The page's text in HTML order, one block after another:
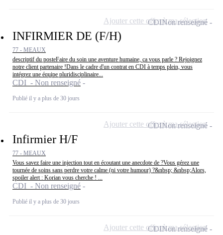
INFIRMIER DE (F/H)
77 - MEAUX
descriptif du posteFaire du soin une aventure humaine, ça vous parle ? Rejoignez
notre client partenaire !Dans le cadre d'un contrat en CDI à temps plein, vous
intégrez une équipe pluridisciplinaire...
CDI - Non renseigné
Publié il y a plus de 30 jours
CDINon renseigné
Ajouter cette offre à ma sélection
Infirmier H/F
77 - MEAUX
Vous savez faire une injection tout en écoutant une anecdote de ?Vous gérez une
tournée de soins sans perdre votre calme (ni votre humour) ?&nbsp; &nbsp;Alors,
spoiler alert : Korian vous cherche ! ...
CDI - Non renseigné
Publié il y a plus de 30 jours
CDINon renseigné
Ajouter cette offre à ma sélection
CDINon renseigné
Ajouter cette offre à ma sélection